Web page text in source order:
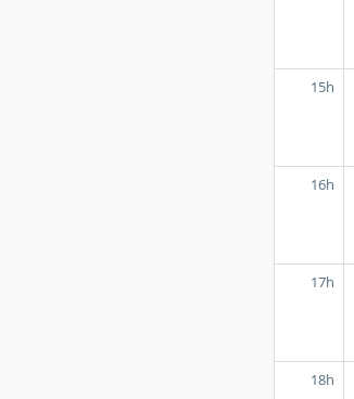
15h
16h
17h
18h